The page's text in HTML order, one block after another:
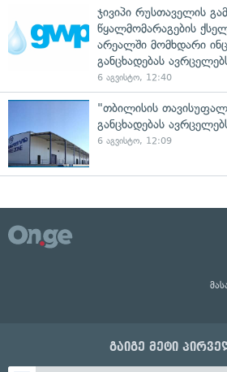
ჯივიპი რუსთაველის
წყალმომარაგების
არეალში მომხდარი
განცხადებას
6 აგვისტო, 12:40
"თბილისის
განცხადებას
6 აგვისტო, 12:09
გაიგე მეტი